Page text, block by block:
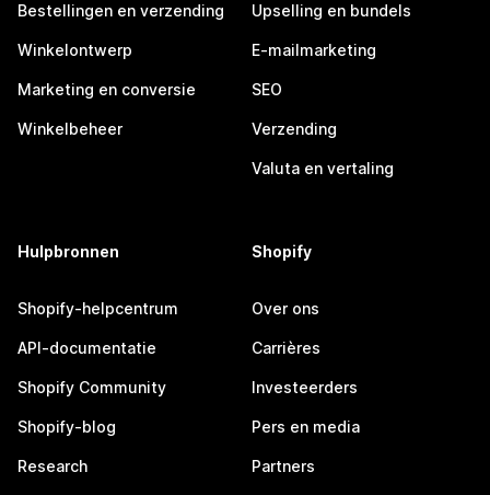
Bestellingen en verzending
Winkelontwerp
Marketing en conversie
Winkelbeheer
Upselling en bundels
E-mailmarketing
SEO
Verzending
Valuta en vertaling
Hulpbronnen
Shopify-helpcentrum
API-documentatie
Shopify Community
Shopify-blog
Research
Shopify
Over ons
Carrières
Investeerders
Pers en media
Partners